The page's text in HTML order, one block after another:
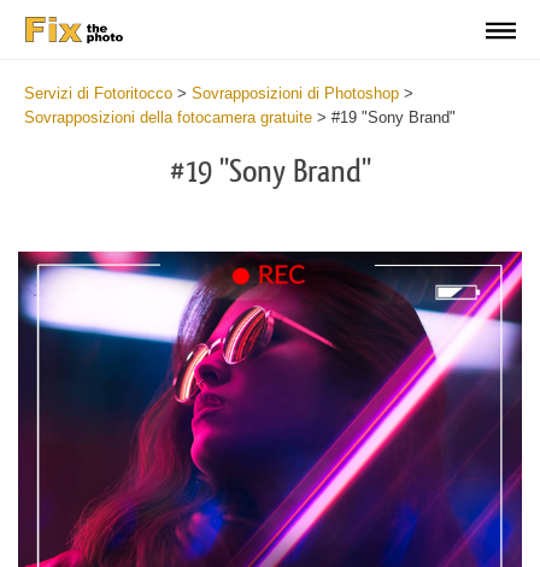
Servizi di Fotoritocco > Sovrapposizioni di Photoshop >
Sovrapposizioni della fotocamera gratuite > #19 "Sony Brand"
#19 "Sony Brand"